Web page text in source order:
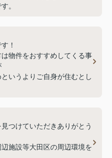
。
！
物件をおすすめしてくる事
いうよりご自身が住むとし
得して契約させていただき
の部屋探しをする知人がお
つけていただきありがとう
施設等大田区の周辺環境を